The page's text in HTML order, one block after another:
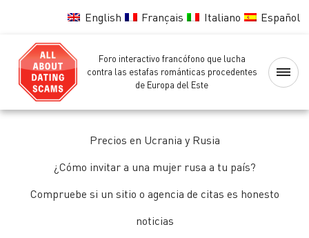
English Français Italiano Español
Foro interactivo francófono que lucha
contra las estafas románticas procedentes
de Europa del Este
Página
principal
chicas
Precios en Ucrania y Rusia
¿Cómo invitar a una mujer rusa a tu país?
Compruebe si un sitio o agencia de citas es honesto
noticias